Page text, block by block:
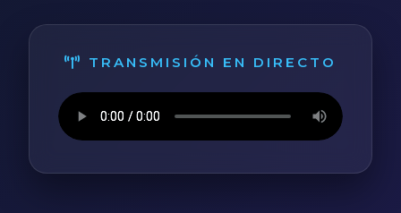
TRANSMISIÓN EN DIRECTO